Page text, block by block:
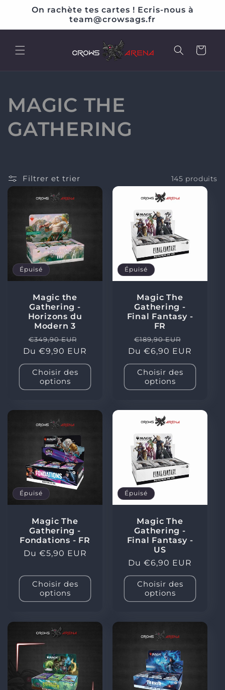
passer
contenu
On rachète tes cartes ! Ecris-nous à
team@crowsags.fr
Panier
C
o
l
i
MAGIC THE
GATHERING
Filtrer et trier 145 produits
Épuisé
Magic the
Gathering -
Horizons du
Modern 3
Prix
habituel
€349,90 EUR
promotionnel
Du €9,90 EUR
Choisir des
options
Épuisé
Magic The
Gathering -
Final Fantasy -
FR
Prix
habituel
€189,90 EUR
Du €6,90 EUR
Choisir des
options
Épuisé
Magic The
Gathering -
Fondations - FR
Prix
Du €5,90 EUR
Choisir des
options
Épuisé
Magic The
Gathering -
Final Fantasy -
US
Prix
habituel
Du €6,90 EUR
Choisir des
options